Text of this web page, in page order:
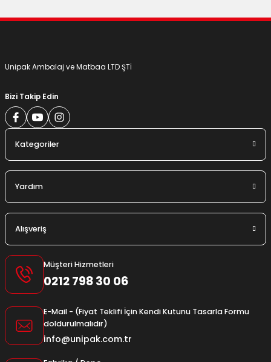
Unipak Ambalaj ve Matbaa LTD ŞTİ
Bizi Takip Edin
Kategoriler
Yardım
Alışveriş
Müşteri Hizmetleri
0212 798 30 06
E-Mail - (Fiyat Teklifi İçin Kendi Kutunu Tasarla Formu
doldurulmalıdır)
info@unipak.com.tr